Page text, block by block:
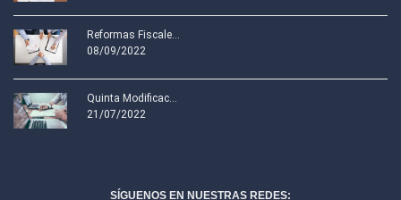
Reformas Fiscale...
08/09/2022
Quinta Modificac...
21/07/2022
SÍGUENOS EN NUESTRAS REDES: